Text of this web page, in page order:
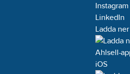
Instagram
LinkedIn
Ladda